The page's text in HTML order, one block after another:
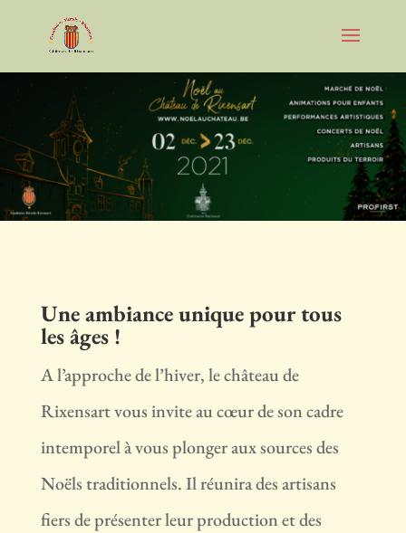
Une ambiance unique pour tous
les âges !
A l’approche de l’hiver, le château de
Rixensart vous invite au cœur de son cadre
intemporel à vous plonger aux sources des
Noëls traditionnels. Il réunira des artisans
fiers de présenter leur production et des